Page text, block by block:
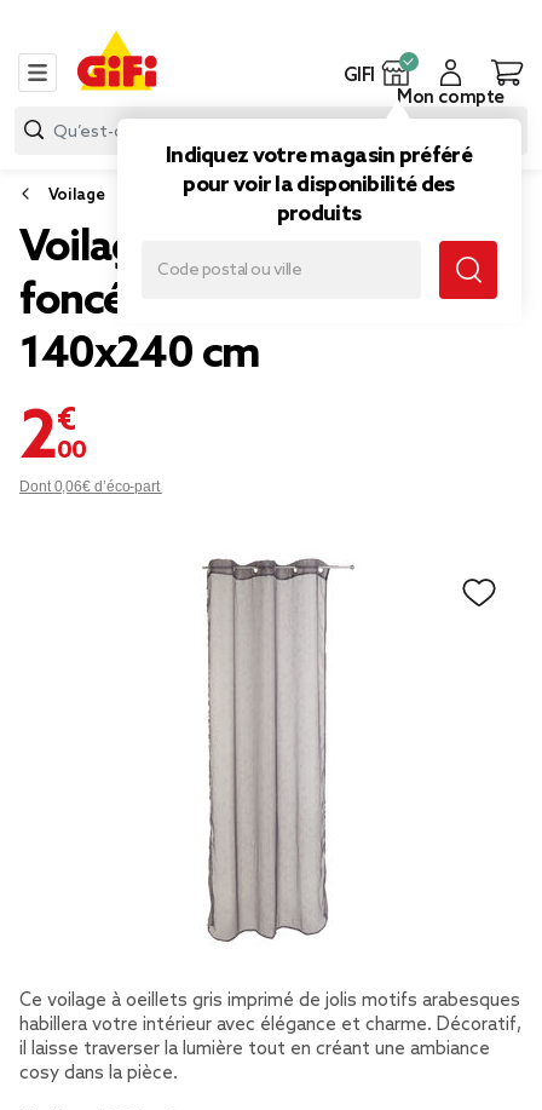
GIFI
Indiquez votre magasin préféré
pour voir la disponibilité des
produits
Mon compte
Voilage
Voilage à oeillets gris
foncé imprimé arabesque
140x240 cm
2,00 €
Dont 0,06€ d’éco-part
Ce voilage à oeillets gris imprimé de jolis motifs arabesques
habillera votre intérieur avec élégance et charme. Décoratif,
il laisse traverser la lumière tout en créant une ambiance
cosy dans la pièce.